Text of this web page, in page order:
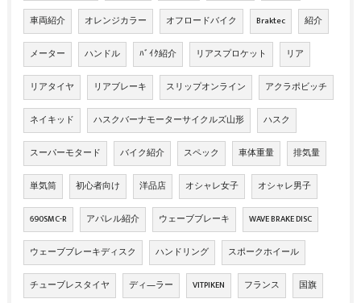
車両紹介 オレンジカラー オフロードバイク Braktec 紹介
メーター ハンドル ﾊﾞｲｸ紹介 リアスプロケット リア
リアタイヤ リアブレーキ スリップオンライン アクラポビッチ
ネイキッド ハスクバーナモーターサイクルズ山形 ハスク
スーパーモタード バイク紹介 スペック 車体重量 排気量
単気筒 初心者向け 洋品店 オシャレ女子 オシャレ男子
690SMC-R アパレル紹介 ウェーブブレーキ WAVE BRAKE DISC
ウェーブブレーキディスク ハンドリング スポークホイール
チューブレスタイヤ ディ―ラー VITPIKEN フランス 国旗